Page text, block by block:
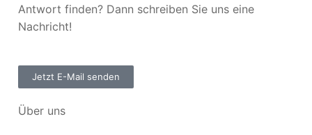
Antwort finden? Dann schreiben Sie uns eine
Nachricht!
Jetzt E-Mail senden
Über uns